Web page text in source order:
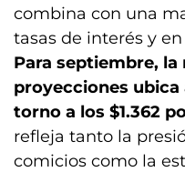
combina con una
tasas de interés y
Para septiembre, la
proyecciones
torno a los $1.362
refleja tanto la
comicios como la